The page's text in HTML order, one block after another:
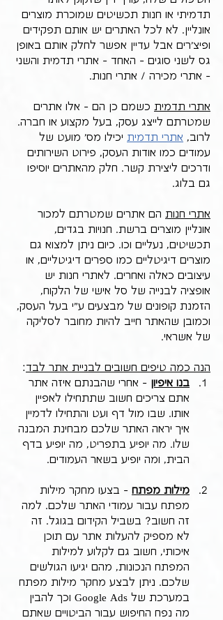
תדמיתי או חנות תכשיטים שמוכרת מוצרים
אונליין. לא לכל האתרים יש אותם תפקידים
ופיצ'רים אבל עדיין אפשר לחלק אותם באופן
גס לשני סוגים - האחד - אתרי תדמית והשני
- אתרי מכירה / אתרי חנות.
אתרי תדמית כשמם כן הם - אלו אתרים
שמטרתם לייצג עסק, בעל מקצוע או חברה.
לרוב, אתרי תדמית יכילו מס' מועט של
עמודים כמו אודות העסק, פירוט השירותים
ודרכים ליצירת קשר. חלק מהאתרים יוסיפו
גם בלוג.
אתרי חנות הם אתרים שמטרתם למכור
אונליין מוצרים ברשת. חנויות בגדים,
תכשיטים, נעליים וכו. כיום ניתן למצוא גם
מוצרים דיגיטליים כמו ספרים דיגיטליים, או
עיצובים כאלה ואחרים. לאתרי חנות יש
אופציה לבנייה של סל אישי של הלקוח,
הזמנת קופונים של מבצעים ע"י בעל העסק,
וכמובן שהאתר חייב להיות מחובר לסליקה
של אשראי.
הנה כמה טיפים חשובים לבניית אתר לבד:
בנו איפיון - אחרי שהבנתם איזה אתר
אתם צריכים חשוב שתתחילו לאפיין
אותו. שבו מול דף ועט והתחילו לדמיין
איך יראה האתר שלכם מבחינת המבנה
שלו. מה יופיע בתפריט, מה יופיע בדף
הבית, ומה יופיע בשאר העמודים.
מילות מפתח - בצעו מחקר מילות
מפתח עבור עמודי האתר שלכם. למה
זה חשוב? בשביל הקידום בגוגל. זה
לא מספיק להעלות אתר עם תוכן
איכותי, חשוב גם לקלוע למילות
המפתח הנכונות, מהם יגיעו הגולשים
שלכם. ניתן לבצע מחקר מילות מפתח
במערכת של Google Ads וכך להבין
מה נפח החיפוש עבור הביטויים שאתם